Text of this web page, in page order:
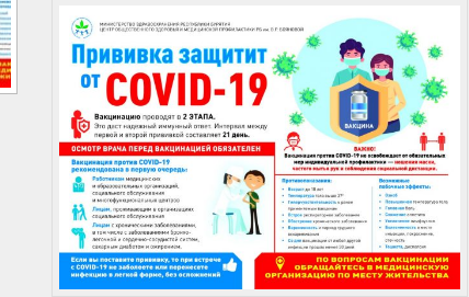
Прививка
защитит
от
COVID-
19